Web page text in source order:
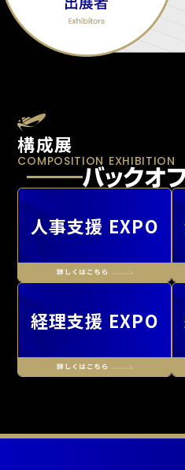
構成展
COMPOSITION EXHIBITION
人事支援 EXPO
経理支援 EXPO